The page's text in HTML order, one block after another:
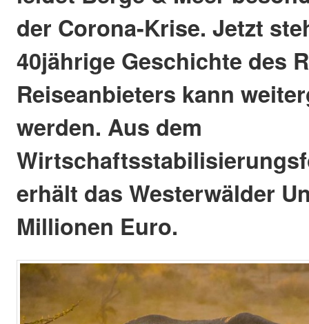
der Corona-Krise. Jetzt
40jährige Geschichte des
Reiseanbieters kann
werden. Aus dem
erhält das Westerwälder
Millionen Euro.